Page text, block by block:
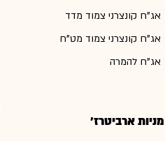
אג"ח קונצרני צמוד מדד
אג"ח קונצרני צמוד מט"ח
אג"ח להמרה
מניות ארביטרז'